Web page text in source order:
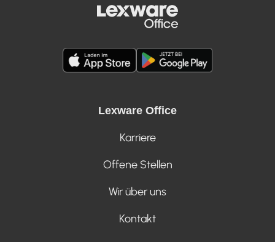
Lexware Office
Karriere
Offene Stellen
Wir über uns
Kontakt